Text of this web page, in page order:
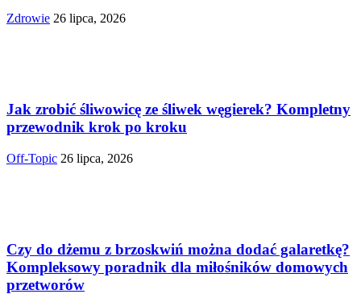
Zdrowie 26 lipca, 2026
Jak zrobić śliwowicę ze śliwek węgierek? Kompletny
przewodnik krok po kroku
Off-Topic 26 lipca, 2026
Czy do dżemu z brzoskwiń można dodać galaretkę?
Kompleksowy poradnik dla miłośników domowych
przetworów